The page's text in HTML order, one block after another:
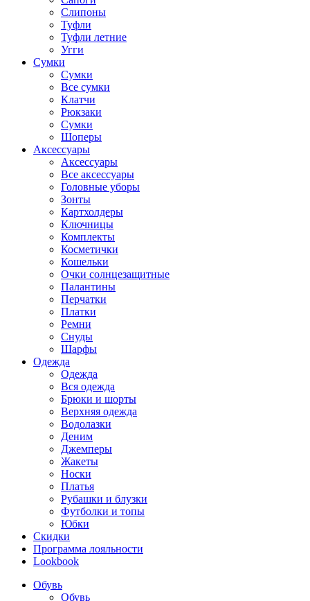
Слипоны
Туфли
Туфли летние
Угги
Сумки
Сумки
Все сумки
Клатчи
Рюкзаки
Сумки
Шоперы
Аксессуары
Аксессуары
Все аксессуары
Головные уборы
Зонты
Картхолдеры
Ключницы
Комплекты
Косметички
Кошельки
Очки солнцезащитные
Палантины
Перчатки
Платки
Ремни
Снуды
Шарфы
Одежда
Одежда
Вся одежда
Брюки и шорты
Верхняя одежда
Водолазки
Деним
Джемперы
Жакеты
Носки
Платья
Рубашки и блузки
Футболки и топы
Юбки
Скидки
Программа лояльности
Lookbook
Обувь
Обувь